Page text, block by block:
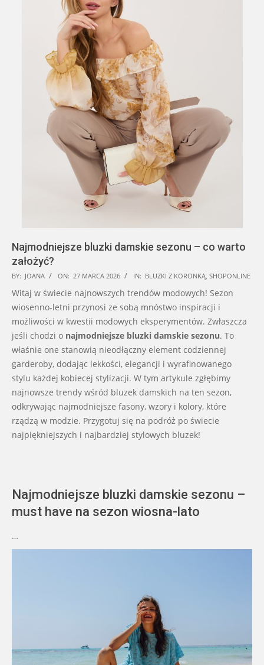
Najmodniejsze bluzki damskie sezonu – co warto
założyć?
2026-
03-
27
BY: JOANA ON: 27 MARCA 2026 IN: BLUZKI Z KORONKĄ, SHOPONLINE
Witaj w świecie najnowszych trendów modowych! Sezon
wiosenno-letni przynosi ze sobą mnóstwo inspiracji i
możliwości w kwestii modowych eksperymentów. Zwłaszcza
jeśli chodzi o najmodniejsze bluzki damskie sezonu. To
właśnie one stanowią nieodłączny element codziennej
garderoby, dodając lekkości, elegancji i wyrafinowanego
stylu każdej kobiecej stylizacji. W tym artykule zgłębimy
najnowsze trendy wśród bluzek damskich na ten sezon,
odkrywając najmodniejsze fasony, wzory i kolory, które
rządzą w modzie. Przygotuj się na podróż po świecie
najpiękniejszych i najbardziej stylowych bluzek!
Najmodniejsze bluzki damskie sezonu –
must have na sezon wiosna-lato
…